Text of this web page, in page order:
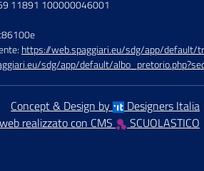
11891 100000046001
https://web.spaggiari.eu/sdg/app/default/
sdg/app/default/
Concept & Design by
Designers Italia
realizzato con CMS
SCUOLASTICO